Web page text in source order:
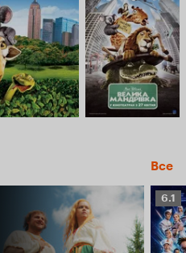
Все
6.1
6.1